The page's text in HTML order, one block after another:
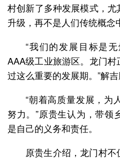
村创新了多种发展模式，
升级，再不是人们传统概念
“我们的发展目标是
AAA级工业旅游区。龙门
过这么重要的发展期。”解吉
“朝着高质量发展，为
努力。”原贵生认为，带领
是自己的义务和责任。
原贵生介绍，龙门村